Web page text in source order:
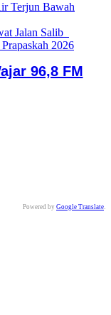
Terjun Bawah
Jalan Salib
2026
96,8 FM
Powered by Google Translate